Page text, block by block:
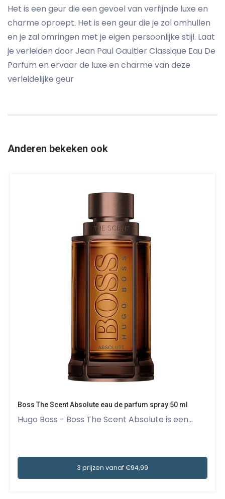
Het is een geur die een gevoel van verfijnde luxe en
charme oproept. Het is een geur die je zal omhullen
en je zal omringen met je eigen persoonlijke stijl. Laat
je verleiden door Jean Paul Gaultier Classique Eau De
Parfum en ervaar de luxe en charme van deze
verleidelijke geur
Anderen bekeken ook
Boss The Scent Absolute eau de parfum spray 50 ml
Hugo Boss - Boss The Scent Absolute is een...
3 prijzen vanaf €94,99